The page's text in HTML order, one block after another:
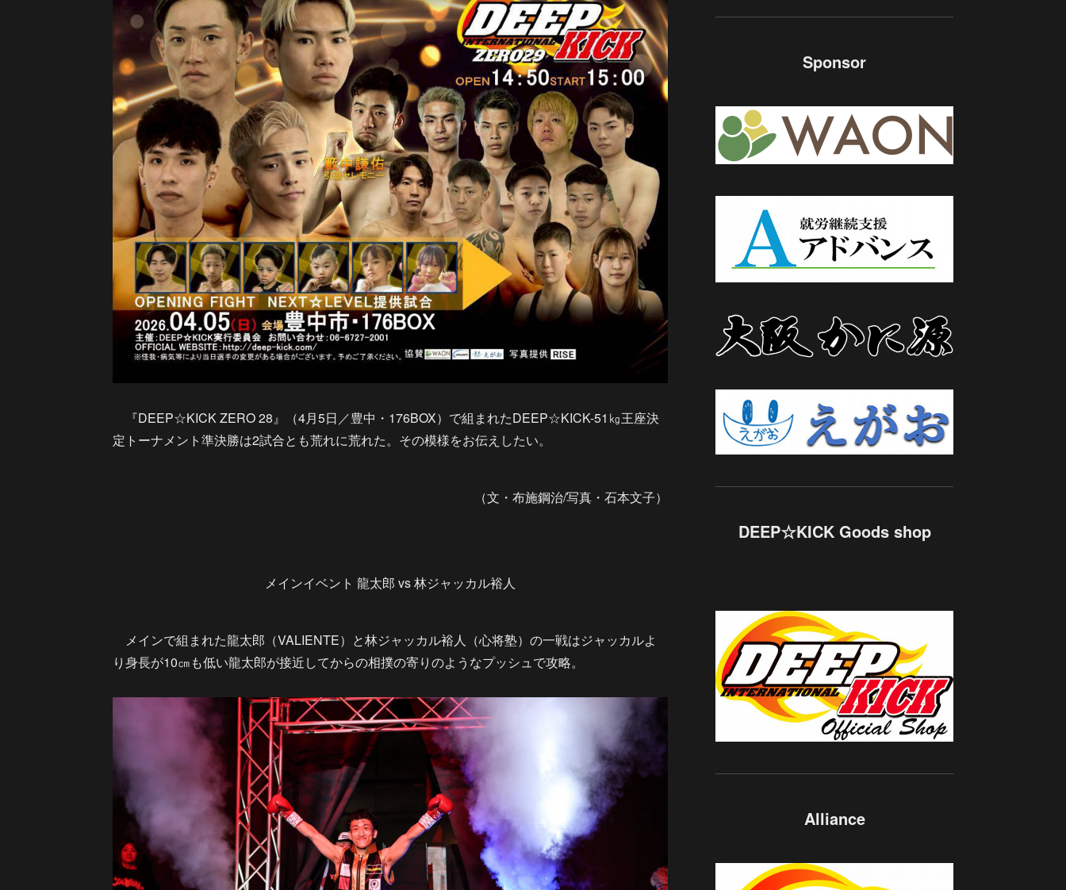
『DEEP☆KICK ZERO 28』（4月5日／豊中・176BOX）で組まれたDEEP☆KICK-51㎏王座決
定トーナメント準決勝は2試合とも荒れに荒れた。その模様をお伝えしたい。
（文・布施鋼治/写真・石本文子）
メインイベント 龍太郎 vs 林ジャッカル裕人
メインで組まれた龍太郎（VALIENTE）と林ジャッカル裕人（心将塾）の一戦はジャッカルよ
り身長が10㎝も低い龍太郎が接近してからの相撲の寄りのようなプッシュで攻略。
Sponsor
DEEP☆KICK Goods shop
Alliance